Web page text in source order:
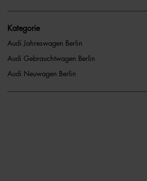
Kategorie
Audi Jahreswagen Berlin
Audi Gebrauchtwagen Berlin
Audi Neuwagen Berlin